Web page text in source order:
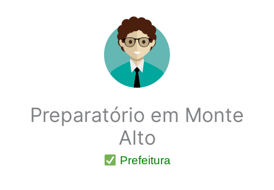
Preparatório em Monte
Alto
Prefeitura